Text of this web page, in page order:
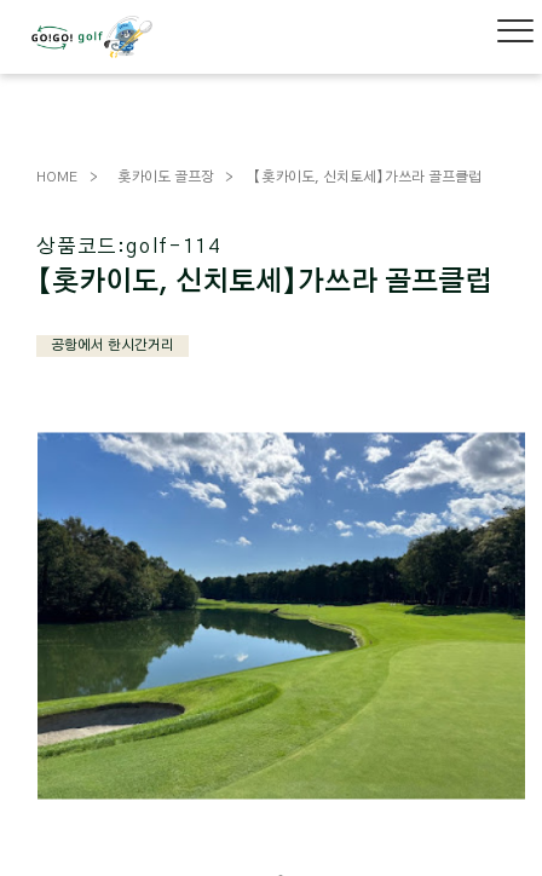
HOME 홋카이도 골프장 【홋카이도, 신치토세】가쓰라 골프클럽
상품코드:golf-114
【홋카이도, 신치토세】가쓰라 골프클럽
공항에서 한시간거리